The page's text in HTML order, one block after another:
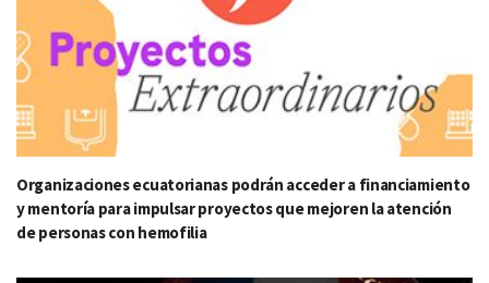
Organizaciones ecuatorianas podrán acceder a financiamiento
y mentoría para impulsar proyectos que mejoren la atención
de personas con hemofilia